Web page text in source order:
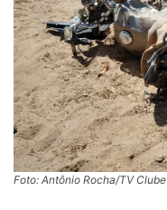
Foto: Antônio Rocha/TV Clube